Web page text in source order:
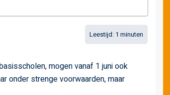
mogen vanaf 1 juni ook
onder strenge voorwaarden, maar